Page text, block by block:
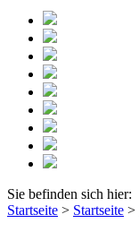
Sie befinden sich hier:
Startseite > Startseite >